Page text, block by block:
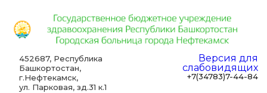
452687, Республика
Башкортостан,
г.Нефтекамск,
ул. Парковая, зд.31 к.1
Версия для
слабовидящих
+7(34783)7-44-84